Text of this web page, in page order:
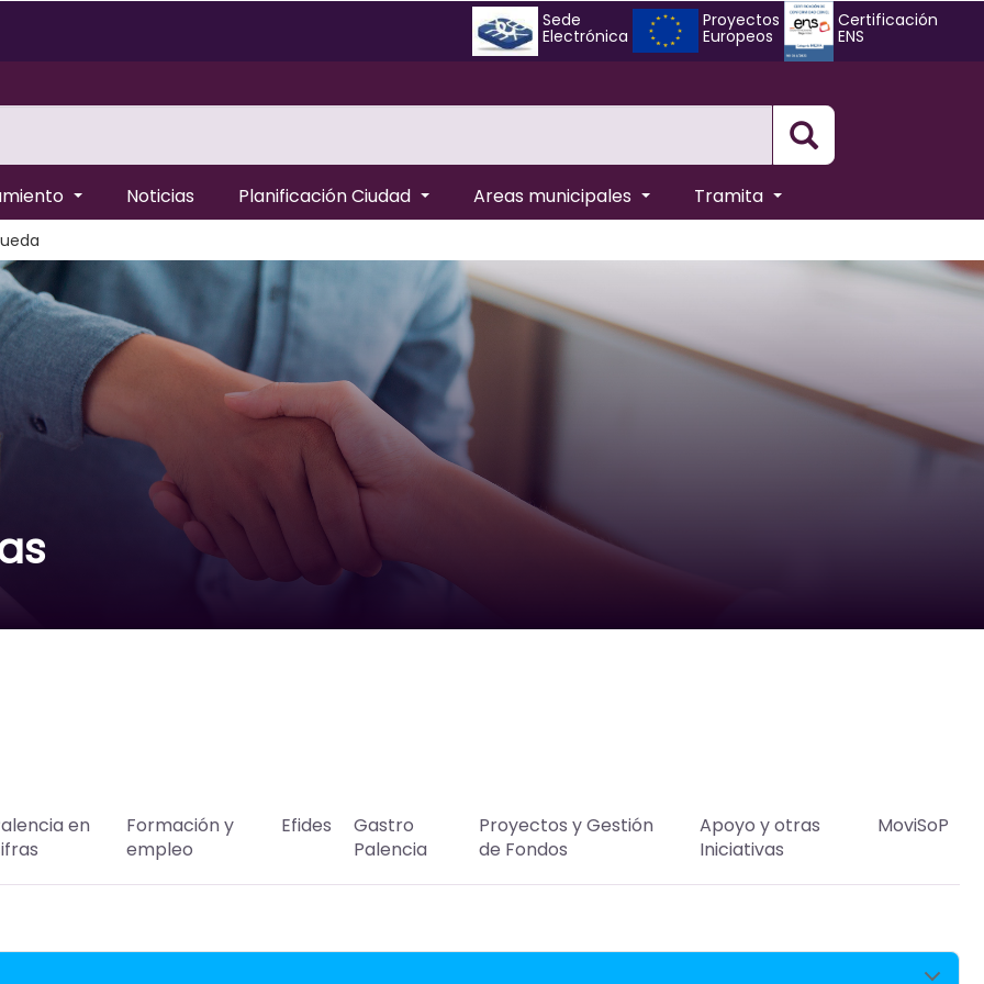
Sede
Electrónica
Proyectos
Europeos
Certificación
ENS
Busqueda
Noticias Planificación Ciudad Areas municipales Tramita
en
Formación y
empleo
Efides
Gastro
Palencia
Proyectos y Gestión
de Fondos
Apoyo y otras
Iniciativas
MoviSoP